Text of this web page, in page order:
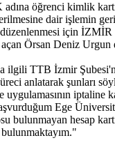
öğrenci kimlik
dair işlemin geri
için
Örsan Deniz Urgun
ilgili TTB İzmir
anlatarak şunları
uygulamasının iptaline
Ege
bulunmayan hesap